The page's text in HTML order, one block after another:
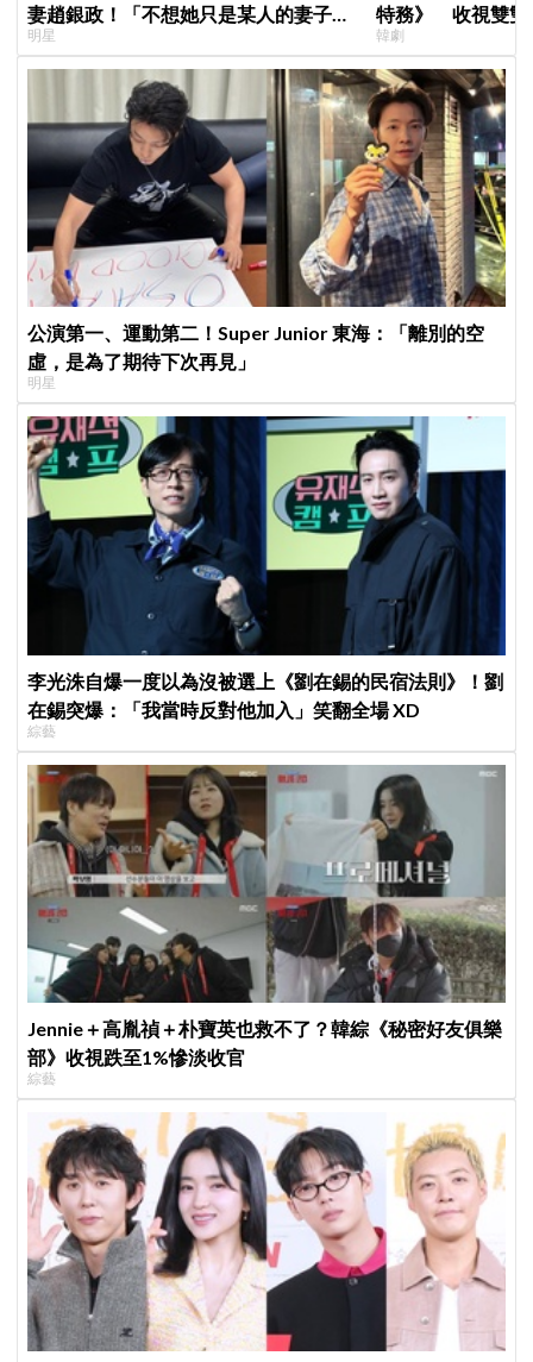
妻趙銀政！「不想她只是某人的妻子」
一句話展現滿滿尊重與愛
明星
特務》 收視雙雙
高！
韓劇
公演第一、運動第二！Super Junior 東海：「離別的空
虛，是為了期待下次再見」
明星
李光洙自爆一度以為沒被選上《劉在錫的民宿法則》！劉
在錫突爆：「我當時反對他加入」笑翻全場 XD
綜藝
Jennie＋高胤禎＋朴寶英也救不了？韓綜《秘密好友俱樂
部》收視跌至1%慘淡收官
綜藝